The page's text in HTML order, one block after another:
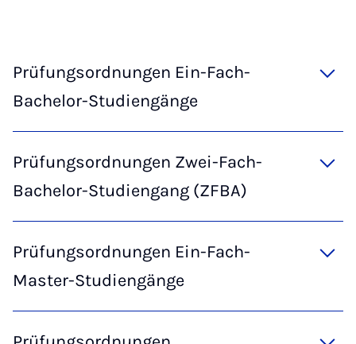
Prüfungsordnungen Ein-Fach-
Bachelor-Studiengänge
Prüfungsordnungen Zwei-Fach-
Bachelor-Studiengang (ZFBA)
Prüfungsordnungen Ein-Fach-
Master-Studiengänge